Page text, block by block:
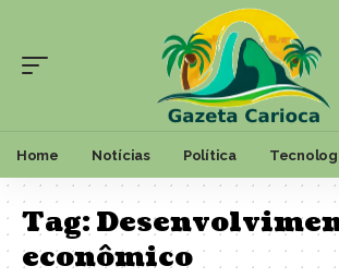
Home Notícias Política
Tag:
econômico